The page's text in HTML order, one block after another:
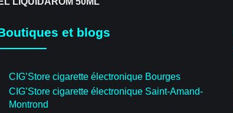
et blogs
CIG’Store cigarette électronique Bourges
CIG’Store cigarette électronique Saint-Amand-
Montrond